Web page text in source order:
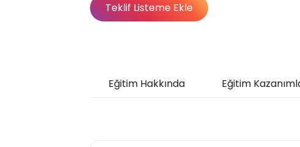
Teklif Listeme Ekle
Eğitim Hakkında Eğitim